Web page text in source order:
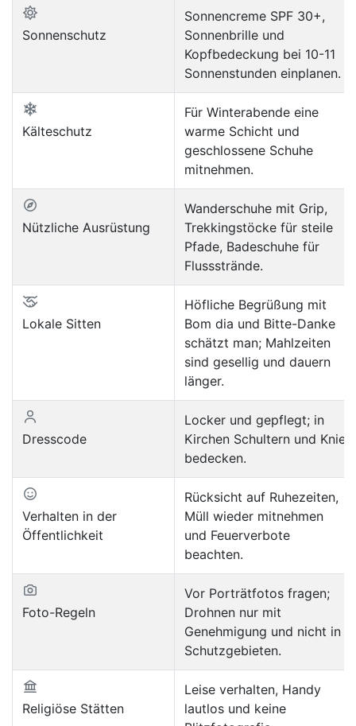
Sonnenschutz
Sonnencreme SPF 30+,
Sonnenbrille und
Kopfbedeckung bei 10-11
Sonnenstunden einplanen.
Kälteschutz
Für Winterabende eine
warme Schicht und
geschlossene Schuhe
mitnehmen.
Nützliche Ausrüstung
Wanderschuhe mit Grip,
Trekkingstöcke für steile
Pfade, Badeschuhe für
Flussstrände.
Lokale Sitten
Höfliche Begrüßung mit
Bom dia und Bitte-Danke
schätzt man; Mahlzeiten
sind gesellig und dauern
länger.
Dresscode
Locker und gepflegt; in
Kirchen Schultern und Knie
bedecken.
Verhalten in der
Öffentlichkeit
Rücksicht auf Ruhezeiten,
Müll wieder mitnehmen
und Feuerverbote
beachten.
Foto-Regeln
Vor Porträtfotos fragen;
Drohnen nur mit
Genehmigung und nicht in
Schutzgebieten.
Religiöse Stätten
Leise verhalten, Handy
lautlos und keine